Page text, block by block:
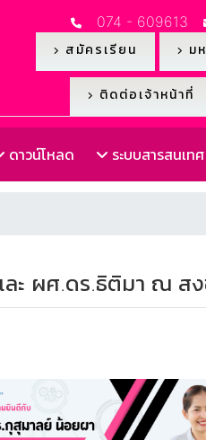
074 - 609613
สมัครเรียน ม
ติดต่อเจ้าหน้าที่
ดาวน์โหลด ระบบสารสนเทศ
ะ ผศ.ดร.ธิติมา ณ สง